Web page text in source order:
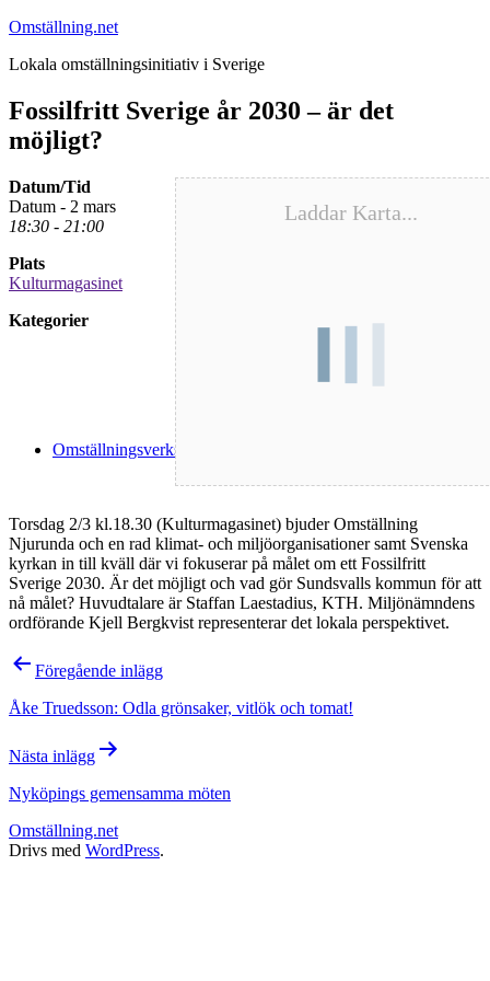
Hoppa
innehåll
Omställning.net
Lokala omställningsinitiativ i Sverige
Fossilfritt Sverige år 2030 – är det
möjligt?
Laddar Karta...
Datum/Tid
Datum - 2 mars
18:30 - 21:00
Plats
Kulturmagasinet
Kategorier
Omställningsverksamhet
Torsdag 2/3 kl.18.30 (Kulturmagasinet) bjuder Omställning
Njurunda och en rad klimat- och miljöorganisationer samt Svenska
kyrkan in till kväll där vi fokuserar på målet om ett Fossilfritt
Sverige 2030. Är det möjligt och vad gör Sundsvalls kommun för att
nå målet? Huvudtalare är Staffan Laestadius, KTH. Miljönämndens
ordförande Kjell Bergkvist representerar det lokala perspektivet.
Inläggsnavigering
Föregående inlägg
Åke Truedsson: Odla grönsaker, vitlök och tomat!
Nästa inlägg
Nyköpings gemensamma möten
Omställning.net
Drivs med WordPress.